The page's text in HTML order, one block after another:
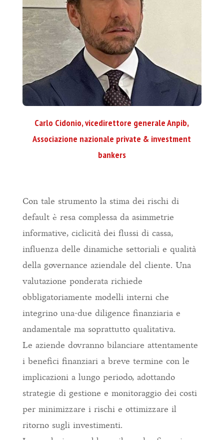
Carlo Cidonio, vicedirettore generale Anpib,
Associazione nazionale private & investment
bankers
Con tale strumento la stima dei rischi di
default è resa complessa da asimmetrie
informative, ciclicità dei flussi di cassa,
influenza delle dinamiche settoriali e qualità
della governance aziendale del cliente. Una
valutazione ponderata richiede
obbligatoriamente modelli interni che
integrino una-due diligence finanziaria e
andamentale ma soprattutto qualitativa.
Le aziende dovranno bilanciare attentamente
i benefici finanziari a breve termine con le
implicazioni a lungo periodo, adottando
strategie di gestione e monitoraggio dei costi
per minimizzare i rischi e ottimizzare il
ritorno sugli investimenti.